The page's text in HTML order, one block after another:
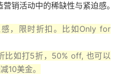
销活动中的稀缺性与紧迫感。
，限时折扣。比如Only for
比如打5折，50% off, 也可以
10美金。